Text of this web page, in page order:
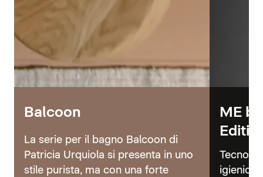
Balcoon
La serie per il bagno Balcoon di
Patricia Urquiola si presenta in uno
stile purista, ma con una forte
ME
igienici